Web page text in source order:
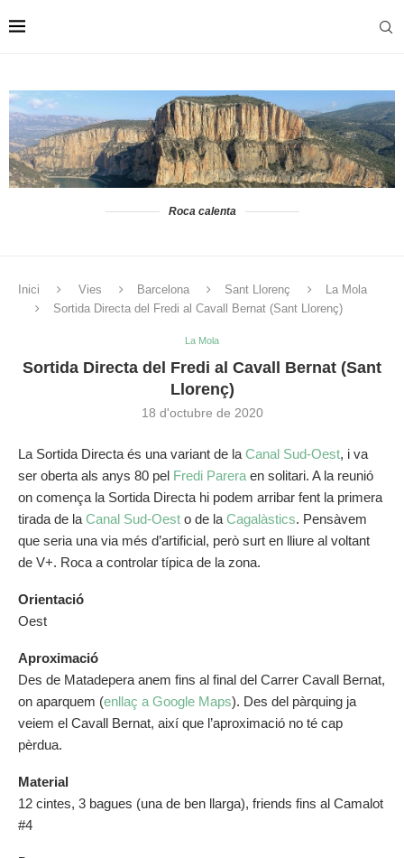
Roca calenta
Inici Vies Barcelona Sant Llorenç
La Mola
Sortida Directa del Fredi al Cavall Bernat (Sant Llorenç)
La Mola
Sortida Directa del Fredi al Cavall Bernat (Sant
Llorenç)
18 d'octubre de 2020
La Sortida Directa és una variant de la Canal Sud-Oest, i va
ser oberta als anys 80 pel Fredi Parera en solitari. A la reunió
on comença la Sortida Directa hi podem arribar fent la primera
tirada de la Canal Sud-Oest o de la Cagalàstics. Pensàvem
que seria una via més d’artificial, però surt en lliure al voltant
de V+. Roca a controlar típica de la zona.
Orientació
Oest
Aproximació
Des de Matadepera anem fins al final del Carrer Cavall Bernat,
on aparquem (enllaç a Google Maps). Des del pàrquing ja
veiem el Cavall Bernat, així que l’aproximació no té cap
pèrdua.
Material
12 cintes, 3 bagues (una de ben llarga), friends fins al Camalot
#4